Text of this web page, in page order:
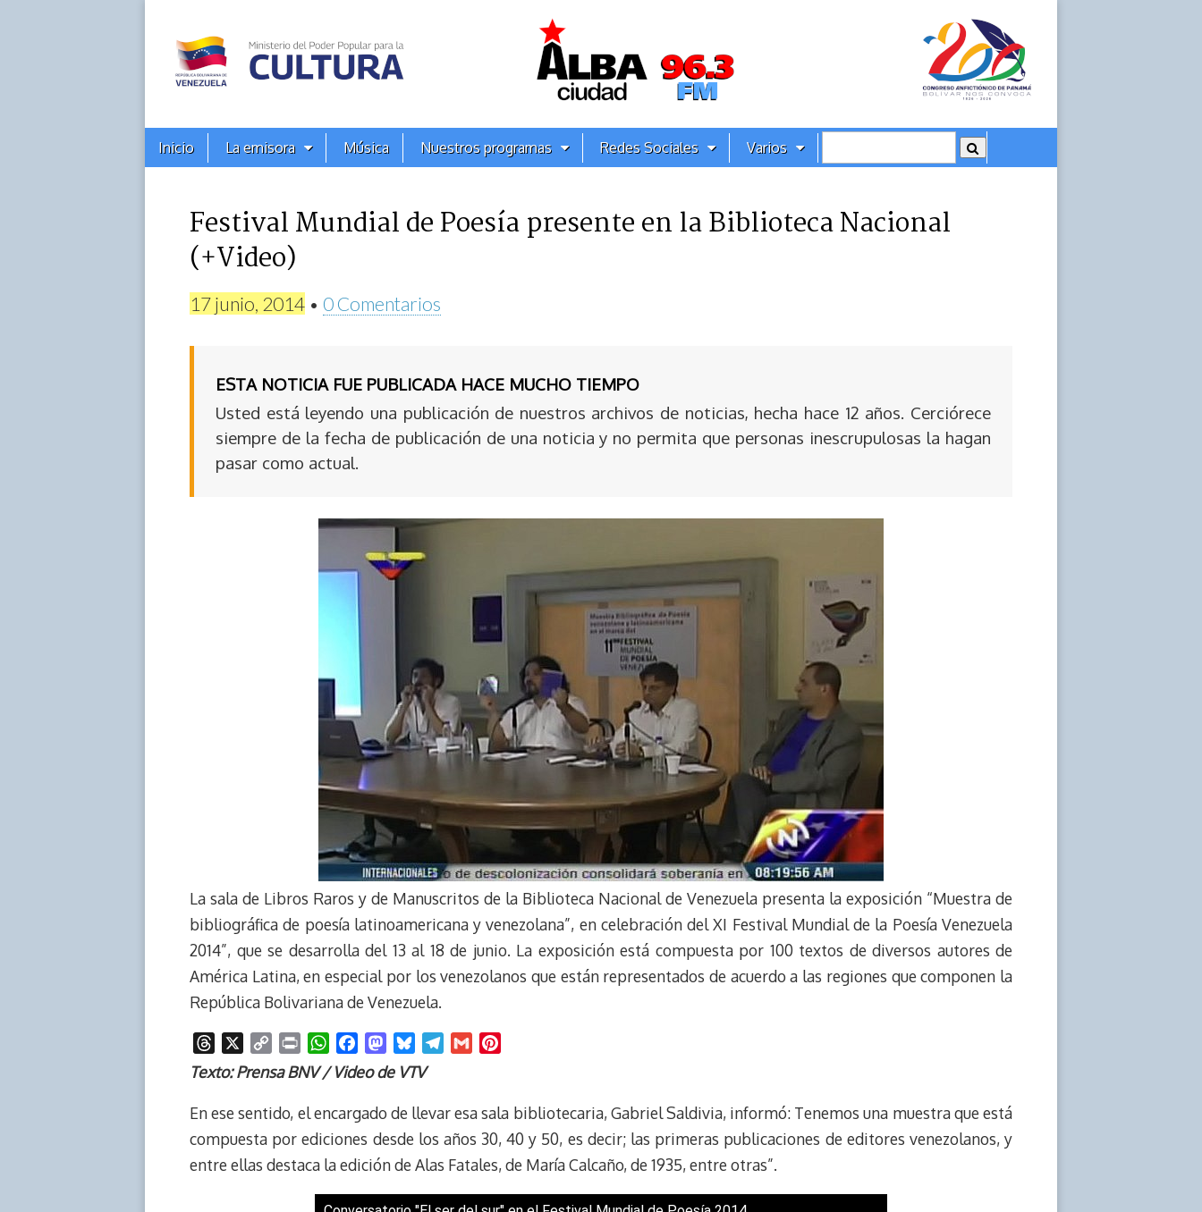
Alba
Ciudad
96.3
FM
Menú
principal
Inicio La emisora Música Nuestros programas Redes Sociales Varios
Festival Mundial de Poesía presente en la Biblioteca Nacional
(+Video)
17 junio, 2014 • 0 Comentarios
ESTA NOTICIA FUE PUBLICADA HACE MUCHO TIEMPO
Usted está leyendo una publicación de nuestros archivos de noticias, hecha hace 12 años. Cerciórece
siempre de la fecha de publicación de una noticia y no permita que personas inescrupulosas la hagan
pasar como actual.
La sala de Libros Raros y de Manuscritos de la Biblioteca Nacional de Venezuela presenta la exposición “Muestra de
bibliográfica de poesía latinoamericana y venezolana”, en celebración del XI Festival Mundial de la Poesía Venezuela
2014”, que se desarrolla del 13 al 18 de junio. La exposición está compuesta por 100 textos de diversos autores de
América Latina, en especial por los venezolanos que están representados de acuerdo a las regiones que componen la
República Bolivariana de Venezuela.
h
e
d
s
o
y
i
n
r
n
W
h
t
A
p
p
a
e
b
o
o
k
M
a
d
o
n
l
e
s
k
y
e
r
a
m
i
t
e
s
Texto: Prensa BNV / Video de VTV
En ese sentido, el encargado de llevar esa sala bibliotecaria, Gabriel Saldivia, informó: Tenemos una muestra que está
compuesta por ediciones desde los años 30, 40 y 50, es decir; las primeras publicaciones de editores venezolanos, y
entre ellas destaca la edición de Alas Fatales, de María Calcaño, de 1935, entre otras”.